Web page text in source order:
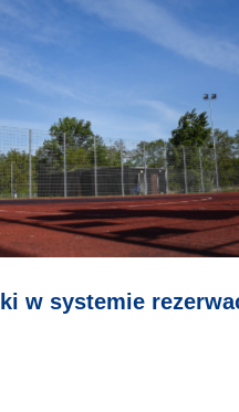
w systemie